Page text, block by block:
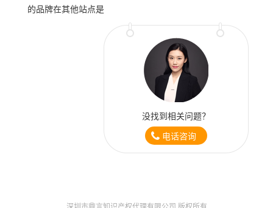
的品牌在其他站点是
没找到相关问题？
电话咨询
深圳市鼎言知识产权代理有限公司 版权所有